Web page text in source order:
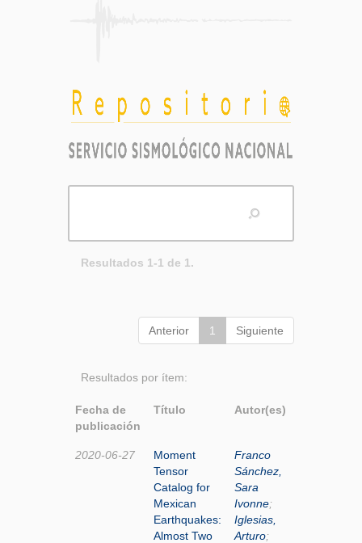
Resultados 1-1 de 1.
Anterior 1 Siguiente
Resultados por ítem:
Fecha de
publicación
Título Autor(es)
2020-06-27
Moment
Tensor
Catalog for
Mexican
Earthquakes:
Almost Two
Franco
Sánchez,
Sara
Ivonne;
Iglesias,
Arturo;